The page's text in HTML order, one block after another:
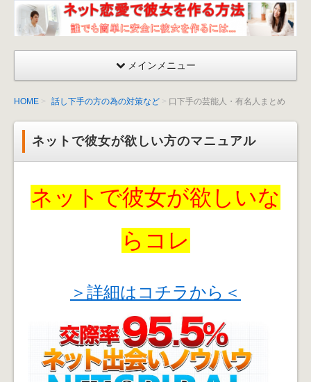
ネッ
ト恋
彼女
を作
る方
法〜
い
方・
メインメニュー
HOME 話し下手の方の為の対策など 口下手の芸能人・有名人まとめ
ネットで彼女が欲しい方のマニュアル
ネットで彼女が欲しいな
らコレ
＞詳細はコチラから＜